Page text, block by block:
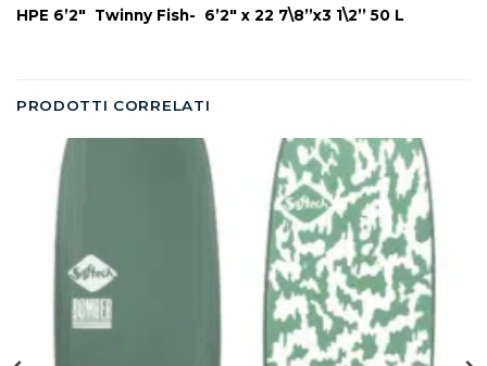
HPE 6’2″ Twinny Fish- 6’2″ x 22 7\8’’x3 1\2’’ 50 L
PRODOTTI CORRELATI